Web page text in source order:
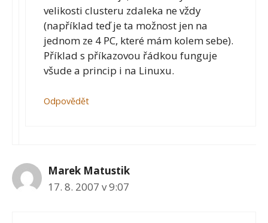
velikosti clusteru zdaleka ne vždy
(například teď je ta možnost jen na
jednom ze 4 PC, které mám kolem sebe).
Příklad s příkazovou řádkou funguje
všude a princip i na Linuxu.
Odpovědět
Marek Matustik
17. 8. 2007 v 9:07